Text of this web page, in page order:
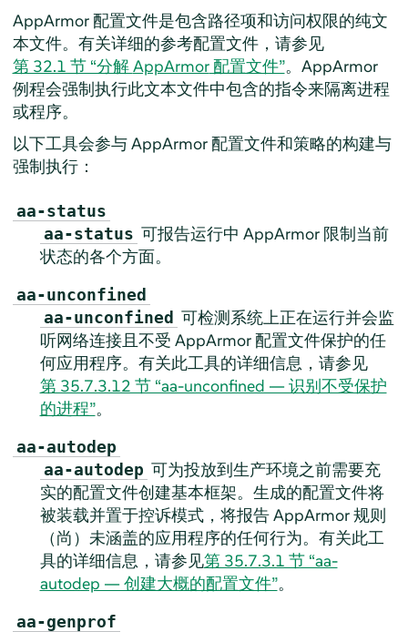
AppArmor配置文件是包含路径项和访问权限的纯文
本文件。有关详细的参考配置文件，请参见
第 32.1 节 “分解AppArmor配置文件”。 AppArmor
例程会强制执行此文本文件中包含的指令来隔离进程
或程序。
以下工具会参与AppArmor配置文件和策略的构建与
强制执行：
aa-status
aa-status 可报告运行中 AppArmor限制当前
状态的各个方面。
aa-unconfined
aa-unconfined 可检测系统上正在运行并会监
听网络连接且不受 AppArmor配置文件保护的任
何应用程序。有关此工具的详细信息，请参见
第 35.7.3.12 节 “aa-unconfined — 识别不受保护
的进程”。
aa-autodep
aa-autodep 可为投放到生产环境之前需要充
实的配置文件创建基本框架。生成的配置文件将
被装载并置于控诉模式，将报告AppArmor规则
（尚）未涵盖的应用程序的任何行为。有关此工
具的详细信息，请参见第 35.7.3.1 节 “aa-
autodep — 创建大概的配置文件”。
aa-genprof